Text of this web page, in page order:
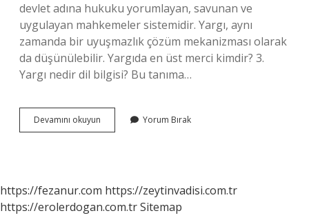
devlet adına hukuku yorumlayan, savunan ve
uygulayan mahkemeler sistemidir. Yargı, aynı
zamanda bir uyuşmazlık çözüm mekanizması olarak
da düşünülebilir. Yargıda en üst merci kimdir? 3.
Yargı nedir dil bilgisi? Bu tanıma…
Devamını okuyun
Ne
Yorum Bırak
https://fezanur.com https://zeytinvadisi.com.tr
https://erolerdogan.com.trSitemap